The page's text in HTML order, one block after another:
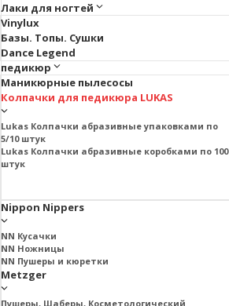
Лаки для ногтей
Vinylux
Базы. Топы. Сушки
Dance Legend
педикюр
Маникюрные пылесосы
Колпачки для педикюра LUKAS
Lukas Колпачки абразивные упаковками по
5/10 штук
Lukas Колпачки абразивные коробками по 100
штук
Nippon Nippers
NN Кусачки
NN Ножницы
NN Пушеры и кюретки
Metzger
Пушеры, Шаберы, Косметологический